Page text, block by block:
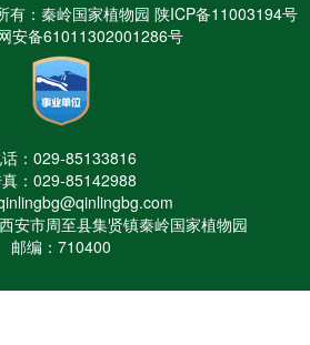
有：秦岭国家植物园 陕ICP备11003194号
安备61011302001286号
：029-85133816
：029-85142988
安市周至县集贤镇秦岭国家植物园
邮编：710400